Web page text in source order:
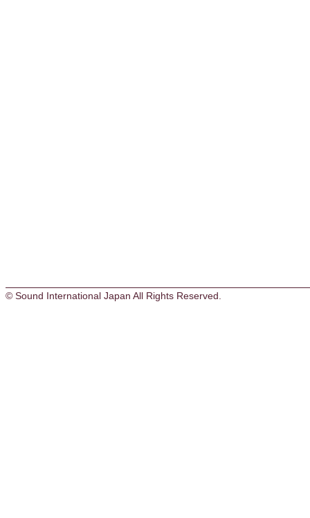
© Sound International Japan All Rights Reserved.